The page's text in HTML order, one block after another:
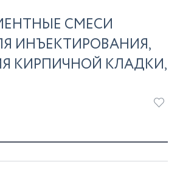
СМЕСИ
ИНЪЕКТИРОВАНИЯ,
КИРПИЧНОЙ КЛАДКИ,